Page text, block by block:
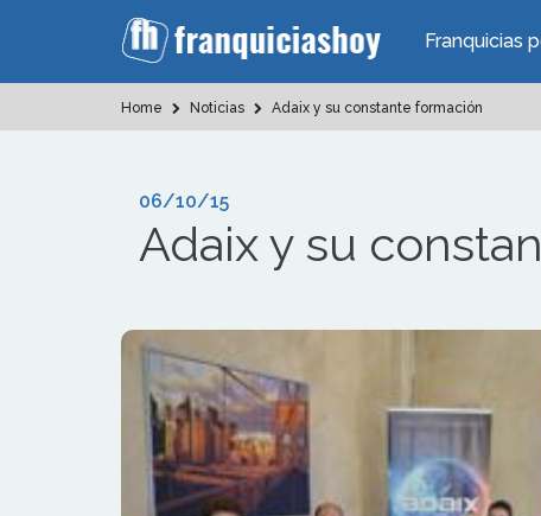
Franquicias
Home Noticias Adaix y su constante formación
06/10/15
Adaix y su